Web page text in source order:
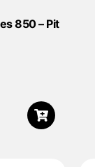
850 – Pit